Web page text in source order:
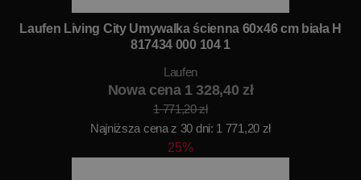
Laufen Living City Umywalka ścienna 60x46 cm biała H
817434 000 104 1
Laufen
Nowa cena 1 328,40 zł
1 771,20 zł
Najniższa cena z 30 dni: 1 771,20 zł
25%